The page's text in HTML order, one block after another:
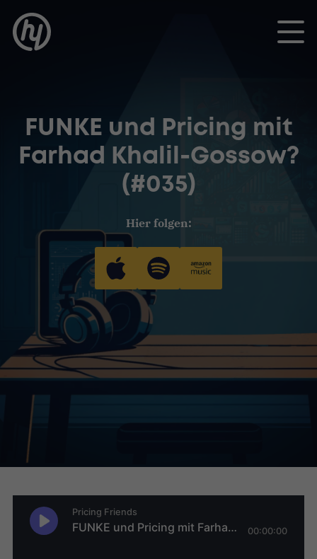
Toggle
FUNKE und Pricing mit
Farhad Khalil-Gossow?
(#035)
Hier folgen: